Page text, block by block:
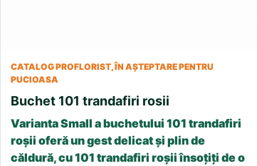
CATALOG PROFLORIST, ÎN AȘTEPTARE PENTRU
PUCIOASA
Buchet 101 trandafiri rosii
Varianta Small a buchetului 101 trandafiri
roșii oferă un gest delicat și plin de
căldură, cu 101 trandafiri roșii însoțiți de o